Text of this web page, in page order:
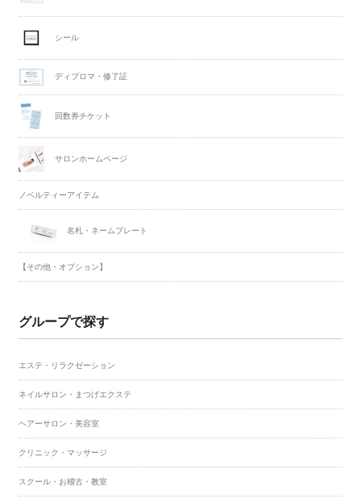
シール
ディプロマ・修了証
回数券チケット
サロンホームページ
ノベルティーアイテム
名札・ネームプレート
【その他・オプション】
グループで探す
エステ・リラクゼーション
ネイルサロン・まつげエクステ
ヘアーサロン・美容室
クリニック・マッサージ
スクール・お稽古・教室